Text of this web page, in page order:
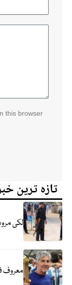
this browser
تازہ ترین
لکی
معروف